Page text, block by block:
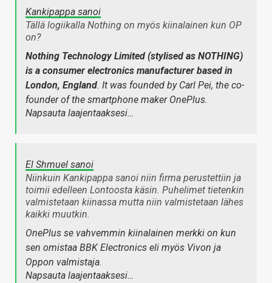
Kankipappa sanoi
Tällä logiikalla Nothing on myös kiinalainen kun OP
on?
Nothing Technology Limited (stylised as NOTHING)
is a consumer electronics manufacturer based in
London, England. It was founded by Carl Pei, the co-
founder of the smartphone maker OnePlus.
Napsauta laajentaaksesi…
El Shmuel sanoi
Niinkuin Kankipappa sanoi niin firma perustettiin ja
toimii edelleen Lontoosta käsin. Puhelimet tietenkin
valmistetaan kiinassa mutta niin valmistetaan lähes
kaikki muutkin.
OnePlus se vahvemmin kiinalainen merkki on kun
sen omistaa BBK Electronics eli myös Vivon ja
Oppon valmistaja.
Napsauta laajentaaksesi…